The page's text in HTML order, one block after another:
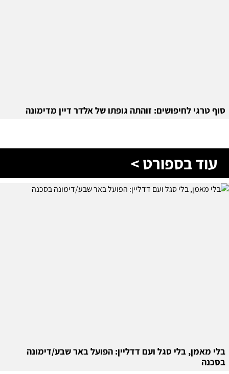
סוף טרגי לחיפושים: זוהתה גופתו של אלדר דיין מדימונה
עוד בספורט >
בלי מאמן, בלי סגל ועם דדליין: הפועל באר שבע/דימונה
בסכנה